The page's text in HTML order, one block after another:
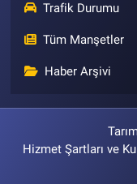
Trafik Durumu
Tüm Manşetler
Haber Arşivi
Hizmet Şartları ve